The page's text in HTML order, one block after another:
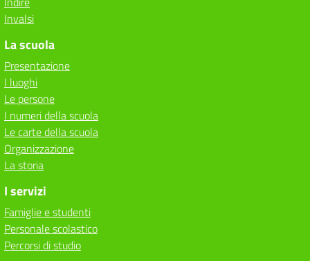
Invalsi
La scuola
Presentazione
I luoghi
Le persone
I numeri della scuola
Le carte della scuola
Organizzazione
La storia
I servizi
Famiglie e studenti
Personale scolastico
Percorsi di studio